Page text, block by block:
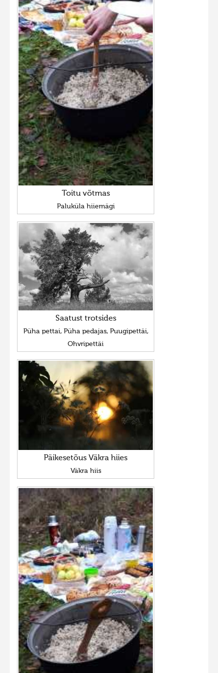
Toitu võtmas
Paluküla hiiemägi
Saatust trotsides
Püha pettai, Püha pedajas, Puugipettäi,
Ohvripettäi
Päikesetõus Väkra hiies
Väkra hiis